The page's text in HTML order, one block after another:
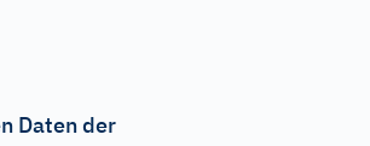
Daten der